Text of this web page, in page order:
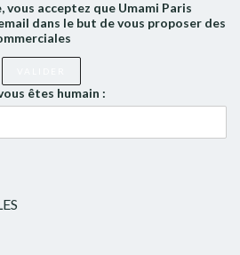
vous acceptez que Umami Paris
dans le but de vous proposer des
êtes humain :